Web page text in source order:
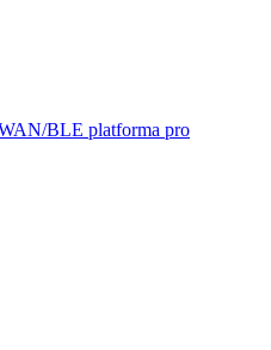
BLE platforma pro